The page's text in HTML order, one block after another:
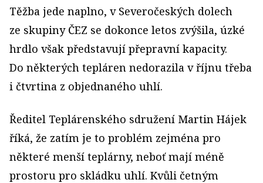
Těžba jede naplno, v Severočeských dolech
ze skupiny ČEZ se dokonce letos zvýšila, úzké
hrdlo však představují přepravní kapacity.
Do některých tepláren nedorazila v říjnu třeba
i čtvrtina z objednaného uhlí.
Ředitel Teplárenského sdružení Martin Hájek
říká, že zatím je to problém zejména pro
některé menší teplárny, neboť mají méně
prostoru pro skládku uhlí. Kvůli četným